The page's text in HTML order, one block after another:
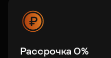
Рассрочка 0%